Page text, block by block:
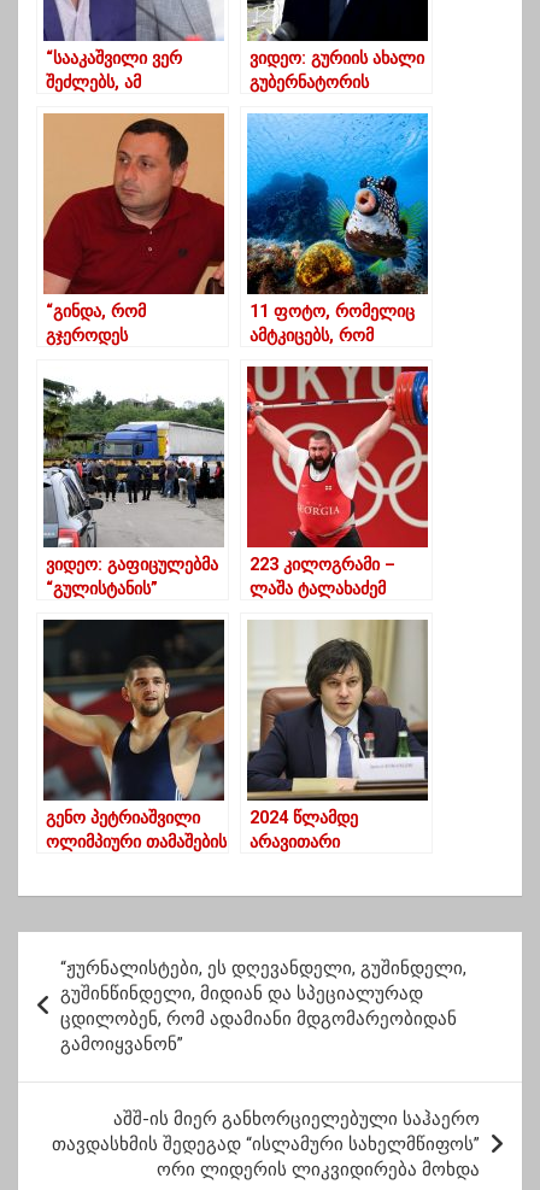
“სააკაშვილი ვერ
შეძლებს, ამ
მიაყენოს”-
მაჭარაშვილი
ვიდეო: გურიის ახალი
გუბერნატორის
“გინდა, რომ
გჯეროდეს
მაგრამ”…
11 ფოტო, რომელიც
ამტკიცებს, რომ
ჩვენზე უკეთ ატარებენ
ვიდეო: გაფიცულებმა
“გულისტანის”
223 კილოგრამი –
ლაშა ტალახაძემ
ოლიმპიური რეკორდი
დაამყარა
გენო პეტრიაშვილი
ოლიმპიური თამაშების
2024 წლამდე
არავითარი
ო
“ჟურნალისტები, ეს დღევანდელი, გუშინდელი,
გუშინწინდელი, მიდიან და სპეციალურად
ცდილობენ, რომ ადამიანი მდგომარეობიდან
გამოიყვანონ”
აშშ-ის მიერ განხორციელებული საჰაერო
თავდასხმის შედეგად “ისლამური სახელმწიფოს”
ორი ლიდერის ლიკვიდირება მოხდა